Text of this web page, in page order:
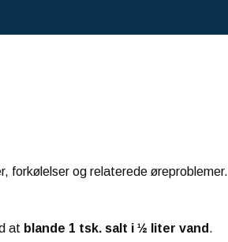
forkølelser og relaterede øreproblemer.
at blande 1 tsk. salt i ½ liter vand .